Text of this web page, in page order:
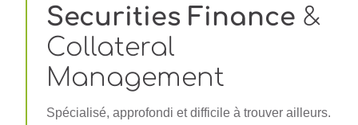
Securities Finance &
Collateral
Management
Spécialisé, approfondi et difficile à trouver ailleurs.